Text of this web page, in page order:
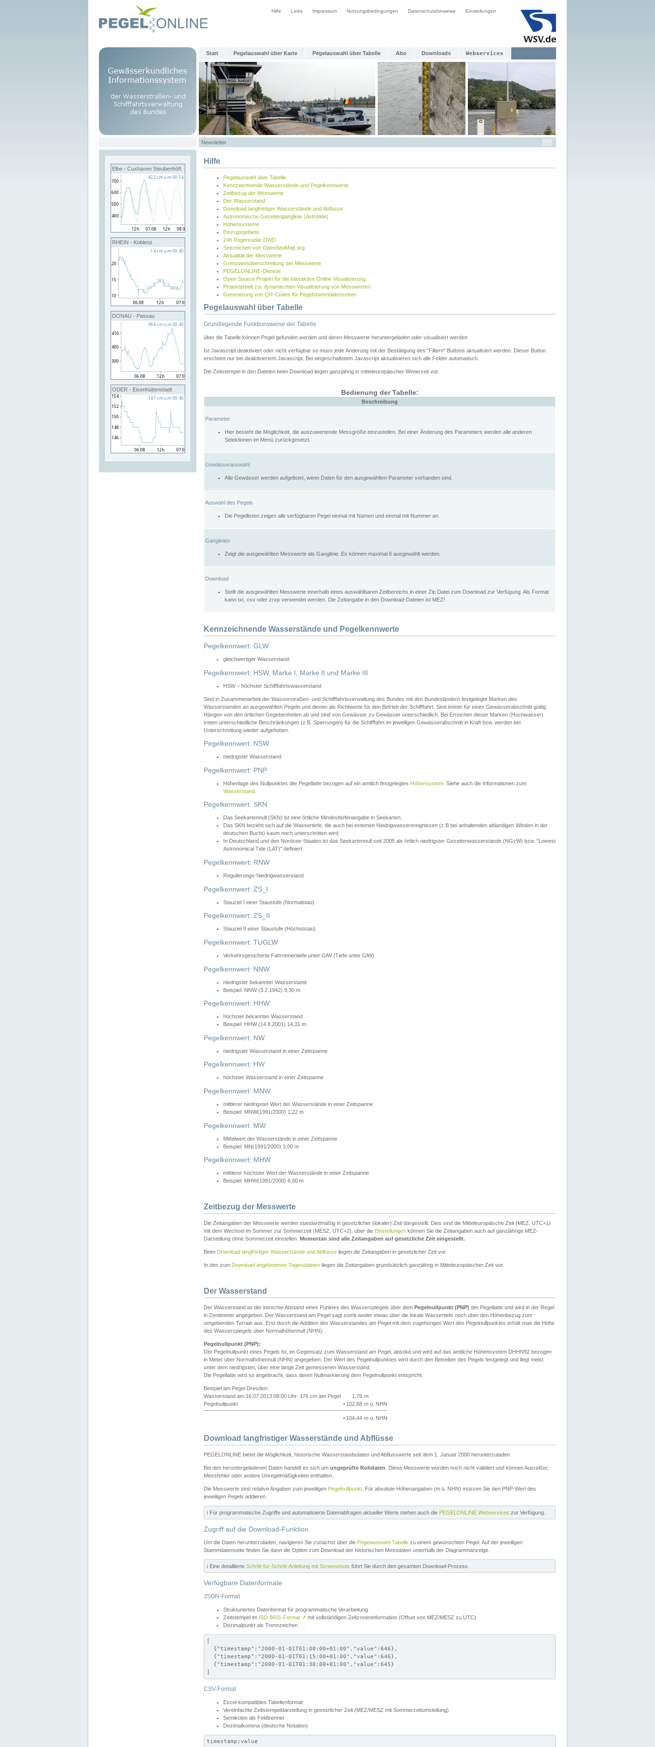
Hilfe Links Impressum Nutzungsbedingungen Datenschutzhinweise Einstellungen
Start Pegelauswahl über Karte Pegelauswahl über Tabelle Abo Downloads Webservices
Newsletter
Elbe - Cuxhaven Steubenhöft
RHEIN - Koblenz
DONAU - Passau
ODER - Eisenhüttenstadt
Hilfe
Pegelauswahl über Tabelle
Kennzeichnende Wasserstände und Pegelkennwerte
Zeitbezug der Messwerte
Der Wasserstand
Download langfristiger Wasserstände und Abflüsse
Astronomische Gezeitenganglinie (Astrotide)
Höhensysteme
Einzugsgebiete
24h Regenradar DWD
Seezeichen von OpenSeaMap.org
Aktualität der Messwerte
Grenzwertüberschreitung der Messwerte
PEGELONLINE-Dienste
Open Source Projekt für die interaktive Online Visualisierung
Projektarbeit zur dynamischen Visualisierung von Messwerten
Generierung von QR-Codes für Pegelstammdatenseiten
Pegelauswahl über Tabelle
Grundlegende Funktionsweise der Tabelle
über die Tabelle können Pegel gefunden werden und deren Messwerte heruntergeladen oder visualisiert werden.
Ist Javascript deaktiviert oder nicht verfügbar so muss jede Änderung mit der Bestätigung des "Filtern" Buttons aktualisiert werden. Dieser Button
erscheint nur bei deaktiviertem Javascript. Bei eingeschaltetem Javascript aktualisieren sich alle Felder automatisch.
Die Zeitstempel in den Dateien beim Download liegen ganzjährig in mitteleuropäischer Winterzeit vor.
Bedienung der Tabelle:
Beschreibung
Parameter
Hier besteht die Möglichkeit, die auszuwertende Messgröße einzustellen. Bei einer Änderung des Parameters werden alle anderen
Selektionen im Menü zurückgesetzt.
Gewässerauswahl
Alle Gewässer werden aufgelistet, wenn Daten für den ausgewählten Parameter vorhanden sind.
Auswahl des Pegels
Die Pegellisten zeigen alle verfügbaren Pegel einmal mit Namen und einmal mit Nummer an.
Ganglinien
Zeigt die ausgewählten Messwerte als Ganglinie. Es können maximal 6 ausgewählt werden.
Download
Stellt die ausgewählten Messwerte innerhalb eines auswählbaren Zeitbereichs in einer Zip Datei zum Download zur Verfügung. Als Format
kann txt, csv oder zrxp verwendet werden. Die Zeitangabe in den Download-Dateien ist MEZ!
Kennzeichnende Wasserstände und Pegelkennwerte
Pegelkennwert: GLW
gleichwertiger Wasserstand
Pegelkennwert: HSW, Marke I, Marke II und Marke III
HSW – höchster Schifffahrtswasserstand
Sind in Zusammenarbeit der Wasserstraßen- und Schifffahrtsverwaltung des Bundes mit den Bundesländern festgelegte Marken des
Wasserstandes an ausgewählten Pegeln und dienen als Richtwerte für den Betrieb der Schifffahrt. Sind immer für einen Gewässerabschnitt gültig.
Hängen von den örtlichen Gegebenheiten ab und sind von Gewässer zu Gewässer unterschiedlich. Bei Erreichen dieser Marken (Hochwasser)
treten unterschiedliche Beschränkungen (z.B. Sperrungen) für die Schifffahrt im jeweiligen Gewässerabschnitt in Kraft bzw. werden bei
Unterschreitung wieder aufgehoben.
Pegelkennwert: NSW
niedrigster Wasserstand
Pegelkennwert: PNP
Höhenlage des Nullpunktes der Pegellatte bezogen auf ein amtlich festgelegtes Höhensystem . Siehe auch die Informationen zum
Wasserstand
Pegelkennwert: SKN
Das Seekartennull (SKN) ist eine örtliche Mindesttiefenangabe in Seekarten.
Das SKN bezieht sich auf die Wassertiefe, die auch bei extemen Niedrigwasserereignissen (z.B bei anhaltenden ablandigen Winden in der
deutschen Bucht) kaum noch unterschritten wird.
In Deutschland und den Nordsee-Staaten ist das Seekartennull seit 2005 als örtlich niedrigster Gezeitenwasserstande (NGzW) bzw. "Lowest
Astronomical Tide (LAT)" definiert.
Pegelkennwert: RNW
Regulierungs-Niedrigwasserstand
Pegelkennwert: ZS_I
Stauziel I einer Staustufe (Normalstau)
Pegelkennwert: ZS_II
Stauziel II einer Staustufe (Höchststau)
Pegelkennwert: TUGLW
Verkehrsgesicherte Fahrrinnentiefe unter GlW (Tiefe unter GlW)
Pegelkennwert: NNW
niedrigster bekannter Wasserstand
Beispiel: NNW (3.2.1942) 9,30 m
Pegelkennwert: HHW
höchster bekannter Wasserstand
Beispiel: HHW (14.8.2001) 14,31 m
Pegelkennwert: NW
niedrigster Wasserstand in einer Zeitspanne
Pegelkennwert: HW
höchster Wasserstand in einer Zeitspanne
Pegelkennwert: MNW
mittlerer niedrigster Wert der Wasserstände in einer Zeitspanne
Beispiel: MNW(1991/2000) 1,22 m
Pegelkennwert: MW
Mittelwert der Wasserstände in einer Zeitspanne
Beispiel: MN(1991/2000) 3,00 m
Pegelkennwert: MHW
mittlerer höchster Wert der Wasserstände in einer Zeitspanne
Beispiel: MHW(1991/2000) 6,00 m
Zeitbezug der Messwerte
Die Zeitangaben der Messwerte werden standardmäßig in gesetzlicher (lokaler) Zeit dargestellt. Dies sind die Mitteleuropäische Zeit (MEZ, UTC+1)
mit dem Wechsel im Sommer zur Sommerzeit (MESZ, UTC+2). über die Einstellungen können Sie die Zeitangaben auch auf ganzjährige MEZ-
Darstellung ohne Sommerzeit einstellen. Momentan sind alle Zeitangaben auf gesetzliche Zeit eingestellt.
Beim Download langfristiger Wasserstände und Abflüsse liegen die Zeitangaben in gesetzlicher Zeit vor.
In den zum Download angebotenen Tagesdateien liegen die Zeitangaben grundsätzlich ganzjährig in Mitteleuropäischer Zeit vor.
Der Wasserstand
Der Wasserstand ist der lotrechte Abstand eines Punktes des Wasserspiegels über dem Pegelnullpunkt (PNP) der Pegellatte und wird in der Regel
in Zentimeter angegeben. Der Wasserstand am Pegel sagt somit weder etwas über die lokale Wassertiefe noch über den Höhenbezug zum
umgebenden Terrain aus. Erst durch die Addition des Wasserstandes am Pegel mit dem zugehörigen Wert des Pegelnullpunktes erhält man die Höhe
des Wasserspiegels über Normalhöhennull (NHN).
Pegelnullpunkt (PNP):
Der Pegelnullpunkt eines Pegels ist, im Gegensatz zum Wasserstand am Pegel, absolut und wird auf das amtliche Höhensystem DHHN92 bezogen
in Meter über Normalhöhennull (NHN) angegeben. Der Wert des Pegelnullpunktes wird durch den Betreiber des Pegels festgelegt und liegt meist
unter dem niedrigsten, über eine lange Zeit gemessenen Wasserstand.
Die Pegellatte wird so angebracht, dass deren Nullmarkierung dem Pegelnullpunkt entspricht.
Beispiel am Pegel Dresden:
Wasserstand am 16.07.2013 08:00 Uhr: 176 cm am Pegel
1,76 m
Pegelnullpunkt
+102,68 m ü. NHN
=104,44 m ü. NHN
Download langfristiger Wasserstände und Abflüsse
PEGELONLINE bietet die Möglichkeit, historische Wasserstandsdaten und Abflusswerte seit dem 1. Januar 2000 herunterzuladen.
Bei den heruntergeladenen Daten handelt es sich um ungeprüfte Rohdaten . Diese Messwerte wurden noch nicht validiert und können Ausreißer,
Messfehler oder andere Unregelmäßigkeiten enthalten.
Die Messwerte sind relative Angaben zum jeweiligen Pegelnullpunkt . Für absolute Höhenangaben (m ü. NHN) müssen Sie den PNP-Wert des
jeweiligen Pegels addieren.
ℹ️ Für programmatische Zugriffe und automatisierte Datenabfragen aktueller Werte stehen auch die PEGELONLINE Webservices zur Verfügung.
Zugriff auf die Download-Funktion
Um die Daten herunterzuladen, navigieren Sie zunächst über die Pegelauswahl-Tabelle zu einem gewünschten Pegel. Auf der jeweiligen
Stammdatenseite finden Sie dann die Option zum Download der historischen Messdaten unterhalb der Diagrammanzeige.
ℹ️ Eine detaillierte Schritt-für-Schritt-Anleitung mit Screenshots führt Sie durch den gesamten Download-Prozess.
Verfügbare Datenformate
JSON-Format
Strukturiertes Datenformat für programmatische Verarbeitung
Zeitstempel im ISO 8601-Format ↗ mit vollständigen Zeitzoneninformation (Offset von MEZ/MESZ zu UTC)
Dezimalpunkt als Trennzeichen
[
  {"timestamp":"2000-01-01T01:00:00+01:00","value":646},
  {"timestamp":"2000-01-01T01:15:00+01:00","value":646},
  {"timestamp":"2000-01-01T01:30:00+01:00","value":645}
]
CSV-Format
Excel-kompatibles Tabellenformat
Vereinfachte Zeitstempeldarstellung in gesetzlicher Zeit (MEZ/MESZ mit Sommerzeitumstellung)
Semikolon als Feldtrenner
Dezimalkomma (deutsche Notation)
timestamp;value